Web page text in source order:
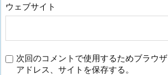
ウェブサイト
次回のコメントで使用するためブラウ
アドレス、サイトを保存する。